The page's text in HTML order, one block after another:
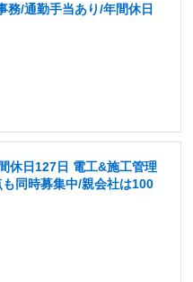
務/通勤手当あり/年間休日
休日127日 電工&施工管理
同時募集中/親会社は100